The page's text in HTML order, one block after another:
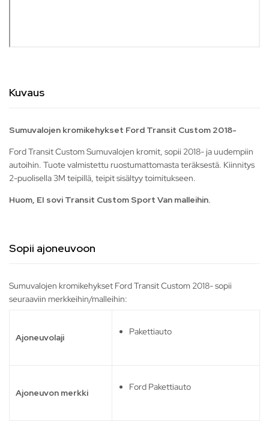
Kuvaus
Sumuvalojen kromikehykset Ford Transit Custom 2018-
Ford Transit Custom Sumuvalojen kromit, sopii 2018- ja uudempiin
autoihin. Tuote valmistettu ruostumattomasta teräksestä. Kiinnitys
2-puolisella 3M teipillä, teipit sisältyy toimitukseen.
Huom, EI sovi Transit Custom Sport Van malleihin.
Sopii ajoneuvoon
Sumuvalojen kromikehykset Ford Transit Custom 2018- sopii
seuraaviin merkkeihin/malleihin:
Ajoneuvolaji
Pakettiauto
Ajoneuvon merkki
Ford Pakettiauto